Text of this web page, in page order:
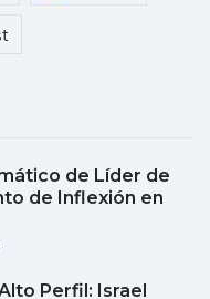
de Líder de
de Inflexión en
Perfil: Israel